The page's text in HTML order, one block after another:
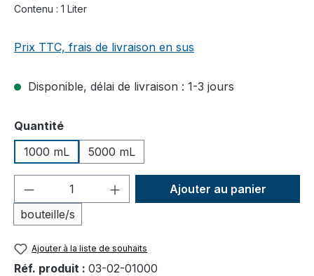
Contenu : 1 Liter
Prix TTC, frais de livraison en sus
Disponible, délai de livraison : 1-3 jours
Sélectionnez
Quantité
1000 mL
5000 mL
Quantité de produit : Entrez la
bouteille/s
Ajouter au panier
Ajouter à la liste de souhaits
Réf. produit : 03-02-01000